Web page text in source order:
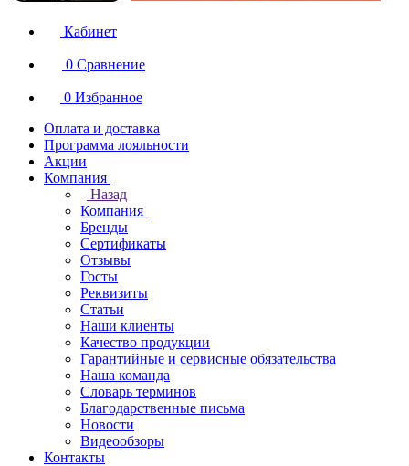
Кабинет
0 Сравнение
0 Избранное
Оплата и доставка
Программа лояльности
Акции
Компания
Назад
Компания
Бренды
Сертификаты
Отзывы
Госты
Реквизиты
Статьи
Наши клиенты
Качество продукции
Гарантийные и сервисные обязательства
Наша команда
Словарь терминов
Благодарственные письма
Новости
Видеообзоры
Контакты